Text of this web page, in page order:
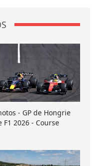
- GP de Hongrie
F1 2026 - Course